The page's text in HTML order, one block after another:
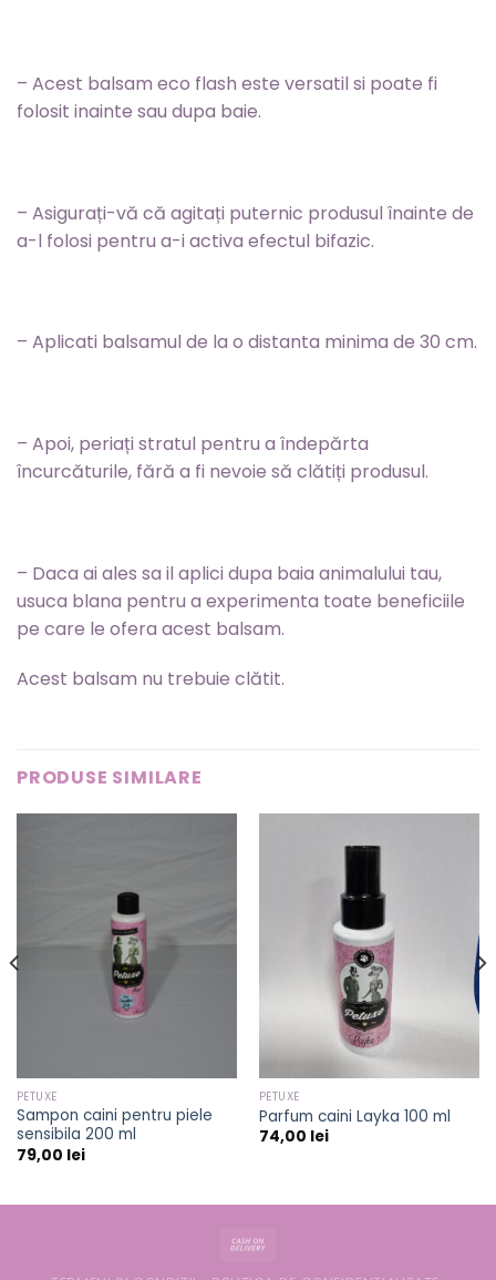
– Acest balsam eco flash este versatil si poate fi
folosit inainte sau dupa baie.
– Asigurați-vă că agitați puternic produsul înainte de
a-l folosi pentru a-i activa efectul bifazic.
– Aplicati balsamul de la o distanta minima de 30 cm.
– Apoi, periați stratul pentru a îndepărta
încurcăturile, fără a fi nevoie să clătiți produsul.
– Daca ai ales sa il aplici dupa baia animalului tau,
usuca blana pentru a experimenta toate beneficiile
pe care le ofera acest balsam.
Acest balsam nu trebuie clătit.
PRODUSE SIMILARE
PETUXE
Sampon caini pentru piele
sensibila 200 ml
79,00 lei
PETUXE
Parfum caini Layka 100 ml
74,00 lei